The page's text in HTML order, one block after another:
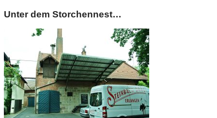
Unter dem Storchennest…